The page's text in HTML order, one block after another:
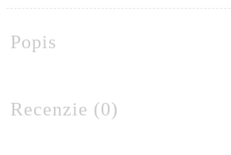
Popis
Recenzie (0)